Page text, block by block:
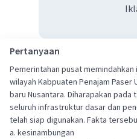
Pertanyaan
Pemerintahan pusat
wilayah Kabpuaten Penajam Paser
baru Nusantara. Diharapakan pada
seluruh infrastruktur dasar dan
telah siap digunakan. Fakta
a. kesinambungan